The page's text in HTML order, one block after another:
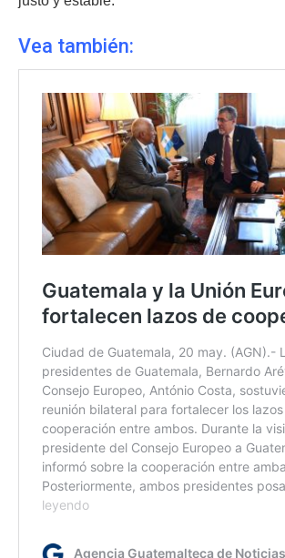
Vea también: